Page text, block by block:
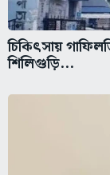
চিকিৎসায়
শিলিগুড়ি...